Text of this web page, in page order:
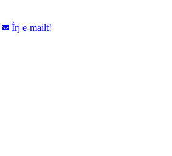
Írj e-mailt!